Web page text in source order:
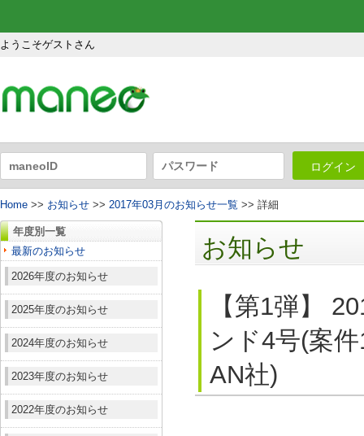
ようこそゲストさん
ログイン
Home >> お知らせ >> 2017年03月のお知らせ一覧 >> 詳細
年度別一覧
最新のお知らせ
2026年度のお知らせ
2025年度のお知らせ
2024年度のお知らせ
2023年度のお知らせ
2022年度のお知らせ
お知らせ
【第1弾】
ンド4号(案
AN社)